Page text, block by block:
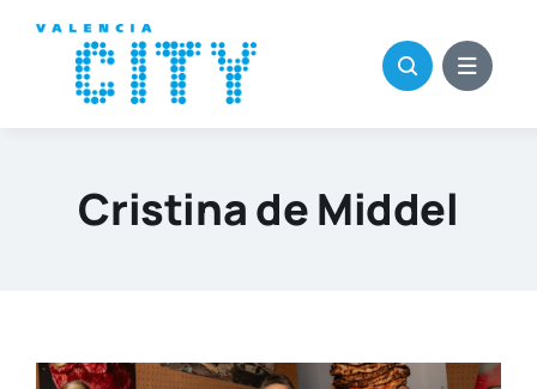
contenido
Cristina de Middel